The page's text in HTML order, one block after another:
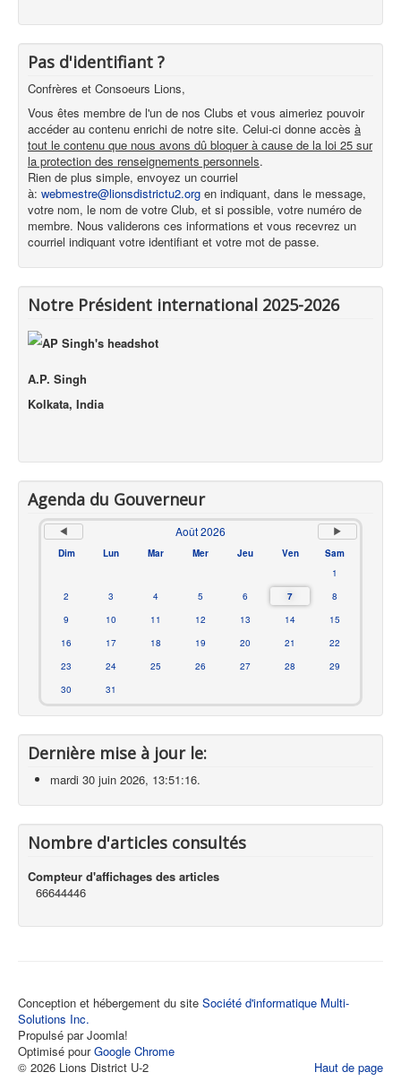
Pas d'identifiant ?
Confrères et Consoeurs Lions,
Vous êtes membre de l'un de nos Clubs et vous aimeriez pouvoir
accéder au contenu enrichi de notre site. Celui-ci donne accès à
tout le contenu que nous avons dû bloquer à cause de la loi 25 sur
la protection des renseignements personnels.
Rien de plus simple, envoyez un courriel
à: webmestre@lionsdistrictu2.org en indiquant, dans le message,
votre nom, le nom de votre Club, et si possible, votre numéro de
membre. Nous validerons ces informations et vous recevrez un
courriel indiquant votre identifiant et votre mot de passe.
Notre Président international 2025-2026
A.P. Singh
Kolkata, India
Agenda du Gouverneur
Août 2026
Dim Lun Mar Mer Jeu Ven
Sam
1
2
3 4 5 6 7
8
9
10 11 12 13 14
15
16
17 18 19 20 21
22
23
24 25 26 27 28
29
30
31
Dernière mise à jour le:
mardi 30 juin 2026, 13:51:16.
Nombre d'articles consultés
Compteur d'affichages des articles
66644446
Conception et hébergement du site Société d'informatique Multi-
Solutions Inc.
Propulsé par Joomla!
Optimisé pourGoogle Chrome
Haut de page
© 2026 Lions District U-2